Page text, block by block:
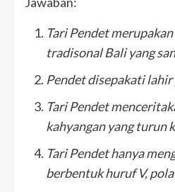
Tari Pendet
tradisonal Bali yang
Pendet disepakati
Tari Pendet
kahyangan yang turun
Tari Pendet hanya
berbentuk huruf V,